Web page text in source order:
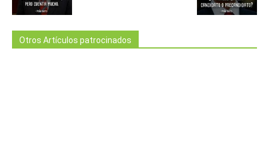
Otros Artículos patrocinados